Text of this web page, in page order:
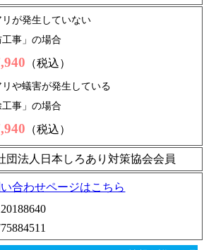
リが発生していない
工事」の場合
（税込）
リや蟻害が発生している
工事」の場合
（税込）
団法人日本しろあり対策協会会員
合わせページはこちら